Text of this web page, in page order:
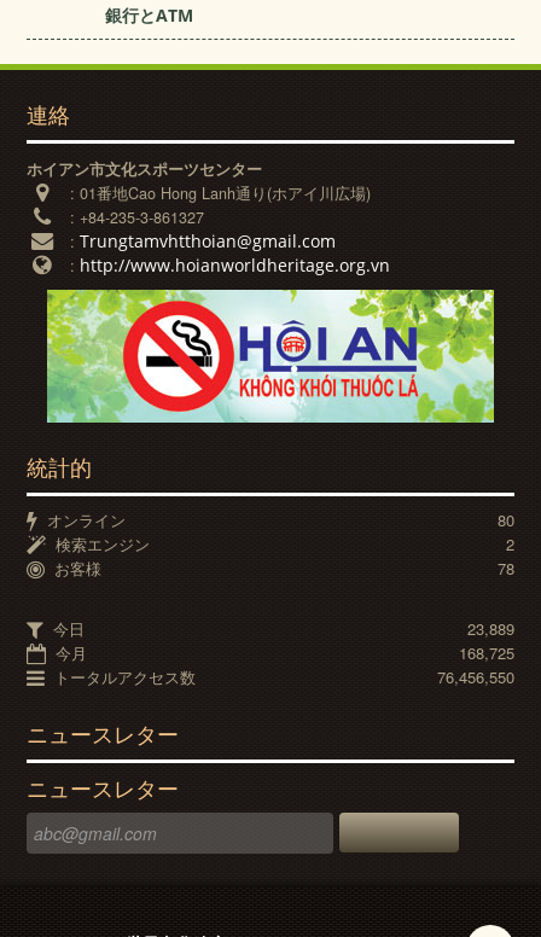
銀行とATM
連絡
ホイアン市文化スポーツセンター
:01番地Cao Hong Lanh通り(ホアイ川広場)
:+84-235-3-861327
:Trungtamvhtthoian@gmail.com
: http://www.hoianworldheritage.org.vn
統計的
オンライン
80
検索エンジン
2
お客様
78
今日
23,889
今月
168,725
トータルアクセス数
76,456,550
ニュースレター
ニュースレター